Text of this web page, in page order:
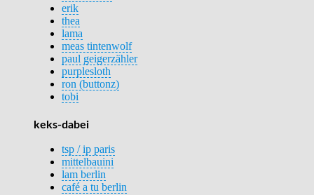
erik
thea
lama
meas tintenwolf
paul geigerzähler
purplesloth
ron (buttonz)
tobi
keks-dabei
tsp / ip paris
mittelbauini
lam berlin
café a tu berlin